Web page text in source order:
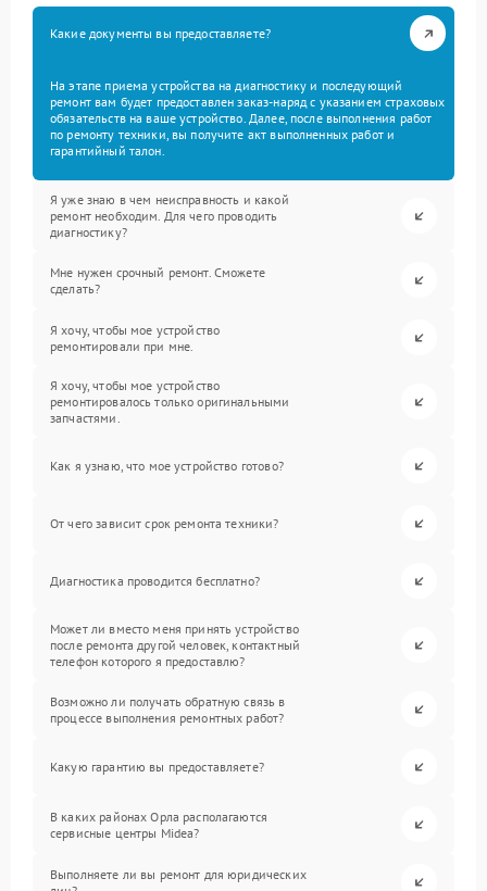
Какие документы вы предоставляете?
На этапе приема устройства на диагностику и последующий
ремонт вам будет предоставлен заказ-наряд с указанием страховых
обязательств на ваше устройство. Далее, после выполнения работ
по ремонту техники, вы получите акт выполненных работ и
гарантийный талон.
Я уже знаю в чем неисправность и какой
ремонт необходим. Для чего проводить
диагностику?
Мне нужен срочный ремонт. Сможете
сделать?
Я хочу, чтобы мое устройство
ремонтировали при мне.
Я хочу, чтобы мое устройство
ремонтировалось только оригинальными
запчастями.
Как я узнаю, что мое устройство готово?
От чего зависит срок ремонта техники?
Диагностика проводится бесплатно?
Может ли вместо меня принять устройство
после ремонта другой человек, контактный
телефон которого я предоставлю?
Возможно ли получать обратную связь в
процессе выполнения ремонтных работ?
Какую гарантию вы предоставляете?
В каких районах Орла располагаются
сервисные центры Midea?
Выполняете ли вы ремонт для юридических